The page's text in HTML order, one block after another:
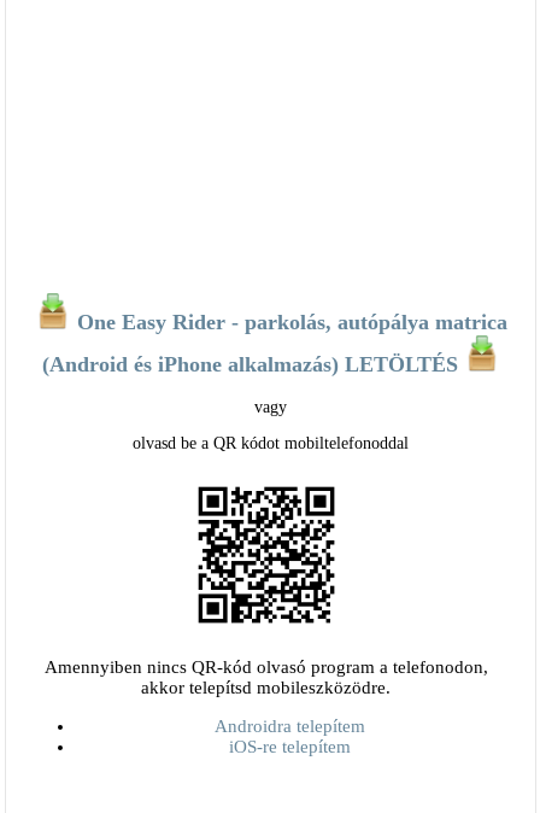
One Easy Rider - parkolás, autópálya matrica
(Android és iPhone alkalmazás) LETÖLTÉS
vagy
olvasd be a QR kódot mobiltelefonoddal
Amennyiben nincs QR-kód olvasó program a telefonodon,
akkor telepítsd mobileszközödre.
Androidra telepítem
iOS-re telepítem